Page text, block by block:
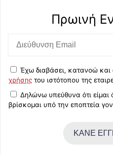
Πρωινή
Έχω διαβάσει, κατανοώ και
χρήσης του ιστότοπου της
Δηλώνω υπεύθυνα ότι είμαι
βρίσκομαι υπό την εποπτεία
ΚΑΝΕ